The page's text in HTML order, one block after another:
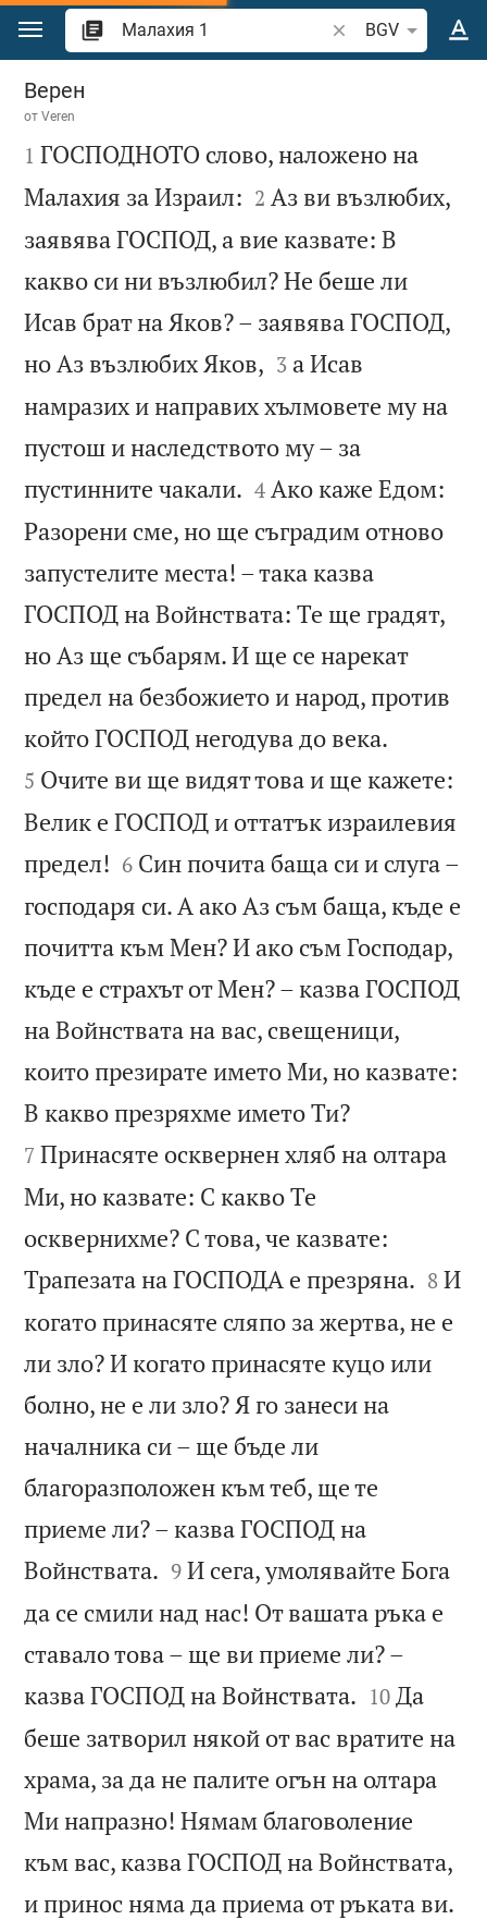
Преминете към съдържанието
Търсете стих или
BGV
Малахия 1
Верен
отVeren

1 ГОСПОДНОТО слово, наложено на
Малахия за Израил: 

2 Аз ви възлюбих,
заявява ГОСПОД, а вие казвате: В
какво си ни възлюбил? Не беше ли
Исав брат на Яков? – заявява ГОСПОД,
но Аз възлюбих Яков, 

3 а Исав
намразих и направих хълмовете му на
пустош и наследството му – за
пустинните чакали. 

4 Ако каже Едом:
Разорени сме, но ще съградим отново
запустелите места! – така казва
ГОСПОД на Войнствата: Те ще градят,
но Аз ще събарям. И ще се нарекат
предел на безбожието и народ, против
който ГОСПОД негодува до века.
5 Очите ви ще видят това и ще кажете:
Велик е ГОСПОД и оттатък израилевия
предел! 

6 Син почита баща си и слуга –
господаря си. А ако Аз съм баща, къде е
почитта към Мен? И ако съм Господар,
къде е страхът от Мен? – казва ГОСПОД
на Войнствата на вас, свещеници,
които презирате името Ми, но казвате:
В какво презряхме името Ти?
7 Принасяте осквернен хляб на олтара
Ми, но казвате: С какво Те
осквернихме? С това, че казвате:
Трапезата на ГОСПОДА е презряна. 

8 И
когато принасяте сляпо за жертва, не е
ли зло? И когато принасяте куцо или
болно, не е ли зло? Я го занеси на
началника си – ще бъде ли
благоразположен към теб, ще те
приеме ли? – казва ГОСПОД на
Войнствата. 

9 И сега, умолявайте Бога
да се смили над нас! От вашата ръка е
ставало това – ще ви приеме ли? –
казва ГОСПОД на Войнствата. 

10 Да
беше затворил някой от вас вратите на
храма, за да не палите огън на олтара
Ми напразно! Нямам благоволение
към вас, казва ГОСПОД на Войнствата,
и принос няма да приема от ръката ви.